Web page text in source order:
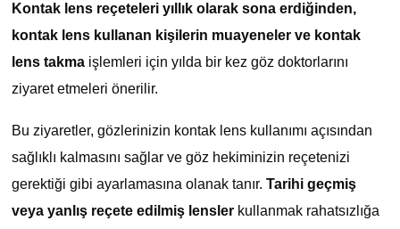
Kontaklens reçeteleri yıllık olarak sona erdiğinden,
kontaklens kullanan kişilerin muayeneler ve kontak
lens takmaişlemleri için yılda bir kez göz doktorlarını
ziyaret etmeleri önerilir.
Bu ziyaretler, gözlerinizin kontak lens kullanımı açısından
sağlıklı kalmasını sağlar ve göz hekiminizin reçetenizi
gerektiği gibi ayarlamasına olanak tanır. Tarihi geçmiş
veya yanlış reçete edilmiş lenslerkullanmak rahatsızlığa